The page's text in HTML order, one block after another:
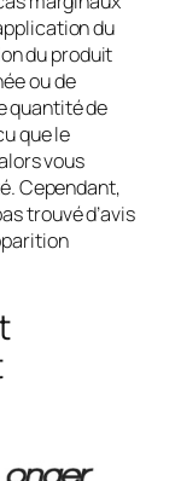
du
du produit
ou de
quantité de
que le
vous
Cependant,
trouvé d’avis